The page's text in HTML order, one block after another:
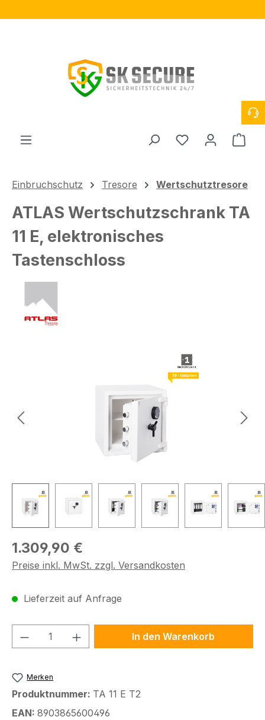
Du hast 0
Einbruchschutz Tresore Wertschutztresore
ATLAS Wertschutzschrank TA
11 E, elektronisches
Tastenschloss
Regulärer Preis:
1.309,90 €
Preise inkl. MwSt. zzgl. Versandkosten
Lieferzeit auf Anfrage
Produkt Anzahl: Gib denIn den Warenkorb
Merken
Produktnummer: TA 11 E T2
EAN: 8903865600496